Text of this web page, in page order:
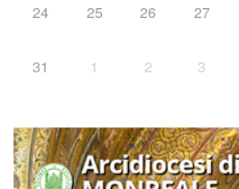
24 25 26 27
31 1 2 3